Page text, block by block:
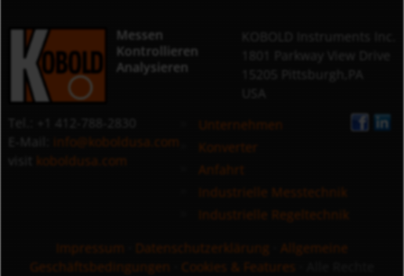
Messen
Kontrollieren
Analysieren
info@koboldusa.com
koboldusa.com
Unternehmen
Konverter
Anfahrt
Industrielle Messtechnik
Industrielle Regeltechnik
Impressum
Datenschutzerklärung
Allgemeine
Geschäftsbedingungen
Cookies & Features